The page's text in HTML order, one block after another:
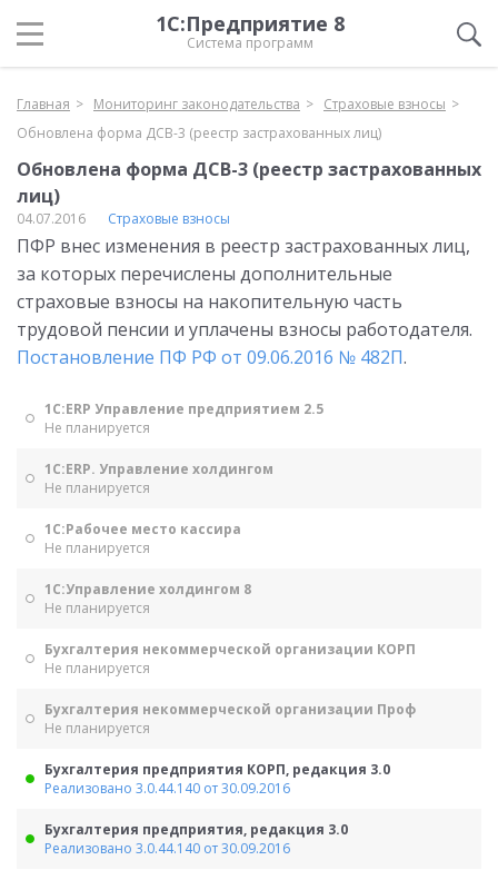
1С:Предприятие 8
Система программ
Главная Мониторинг законодательства
Страховые взносы
Обновлена форма ДСВ-3 (реестр застрахованных лиц)
Обновлена форма ДСВ-3 (реестр застрахованных
лиц)
04.07.2016 Страховые взносы
ПФР внес изменения в реестр застрахованных лиц,
за которых перечислены дополнительные
страховые взносы на накопительную часть
трудовой пенсии и уплачены взносы работодателя.
Постановление ПФ РФ от 09.06.2016 № 482П.
1С:ERP Управление предприятием 2.5
Не планируется
1С:ERP. Управление холдингом
Не планируется
1С:Рабочее место кассира
Не планируется
1С:Управление холдингом 8
Не планируется
Бухгалтерия некоммерческой организации КОРП
Не планируется
Бухгалтерия некоммерческой организации Проф
Не планируется
Бухгалтерия предприятия КОРП, редакция 3.0
Реализовано 3.0.44.140 от 30.09.2016
Бухгалтерия предприятия, редакция 3.0
Реализовано 3.0.44.140 от 30.09.2016